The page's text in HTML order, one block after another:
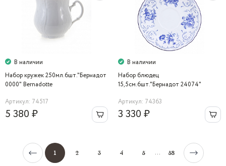
В наличии
Набор кружек 250мл.6шт."Бернадот
0000" Bernadotte
Артикул: 74517
5 380 ₽
В наличии
Набор блюдец
15,5см.6шт."Бернадот 24074"
Артикул: 74363
3 330 ₽
1 2 3 4 5 ... 58